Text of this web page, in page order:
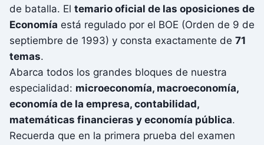
de batalla. El temario oficial de las oposiciones de
Economía está regulado por el BOE (Orden de 9 de
septiembre de 1993) y consta exactamente de 71
temas.
Abarca todos los grandes bloques de nuestra
especialidad: microeconomía, macroeconomía,
economía de la empresa, contabilidad,
matemáticas financieras y economía pública.
Recuerda que en la primera prueba del examen